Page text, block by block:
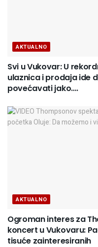
AKTUALNO
Svi u Vukovar: U
ulaznica i prodaja ide
povećavati jako….
AKTUALNO
Ogroman interes za
koncert u Vukovaru:
tisuće zainteresiranih